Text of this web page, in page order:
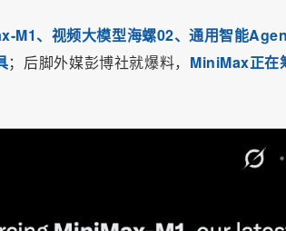
M1、视频大模型海螺02、通用智能
；后脚外媒彭博社就爆料， MiniMax正在